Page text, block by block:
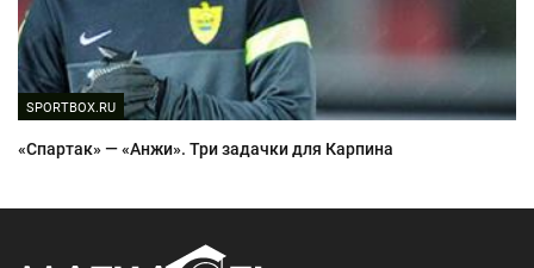
SPORTBOX.RU
«Спартак» — «Анжи». Три задачки для Карпина